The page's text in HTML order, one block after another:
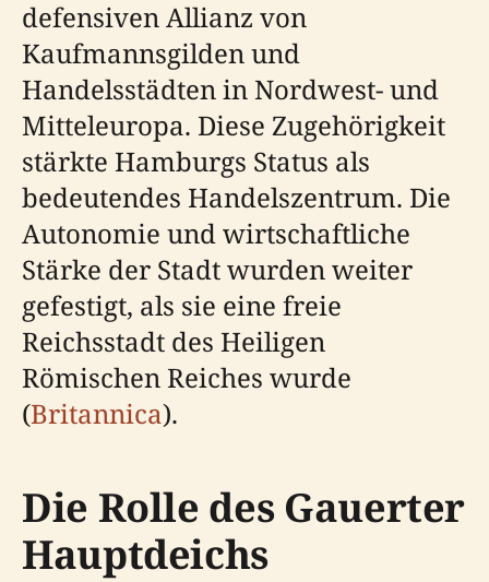
defensiven Allianz von
Kaufmannsgilden und
Handelsstädten in Nordwest- und
Mitteleuropa. Diese Zugehörigkeit
stärkte Hamburgs Status als
bedeutendes Handelszentrum. Die
Autonomie und wirtschaftliche
Stärke der Stadt wurden weiter
gefestigt, als sie eine freie
Reichsstadt des Heiligen
Römischen Reiches wurde
(Britannica).
Die Rolle des Gauerter
Hauptdeichs